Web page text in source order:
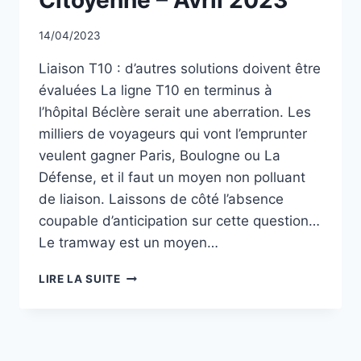
Par
14/04/2023
Liaison T10 : d’autres solutions doivent être
évaluées La ligne T10 en terminus à
l’hôpital Béclère serait une aberration. Les
milliers de voyageurs qui vont l’emprunter
veulent gagner Paris, Boulogne ou La
Défense, et il faut un moyen non polluant
de liaison. Laissons de côté l’absence
coupable d’anticipation sur cette question…
Le tramway est un moyen…
LIRE LA SUITETRIBUNE